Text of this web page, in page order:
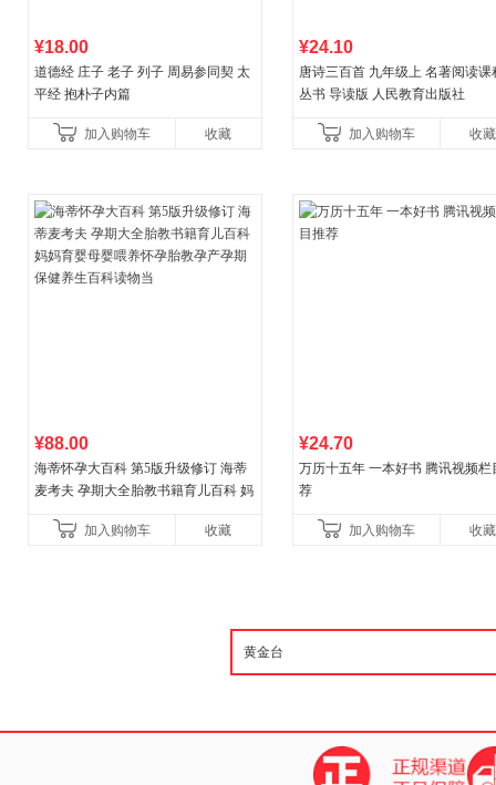
¥18.00
道德经 庄子 老子 列子 周易参同契 太
平经 抱朴子内篇
加入购物车 收藏
¥24.10
唐诗三百首 九年级上 名著阅读课
丛书 导读版 人民教育出版社
加入购物车 收藏
¥88.00
海蒂怀孕大百科 第5版升级修订 海蒂
麦考夫 孕期大全胎教书籍育儿百科 妈
健养生百科读物当
加入购物车 收藏
¥24.70
万历十五年 一本好书 腾讯视频栏
荐
加入购物车 收藏